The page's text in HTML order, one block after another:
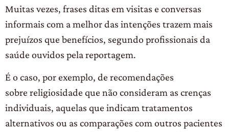
Muitas vezes, frases ditas em visitas e conversas
informais com a melhor das intenções trazem mais
prejuízos que benefícios, segundo profissionais da
saúde ouvidos pela reportagem.
É o caso, por exemplo, de recomendações
sobre religiosidade que não consideram as crenças
individuais, aquelas que indicam tratamentos
alternativos ou as comparações com outros pacientes